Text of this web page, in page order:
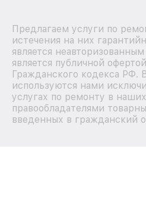
Предлагаем услуги по
истечения на них
является
является публичной
Гражданского кодекса РФ.
используются нами
услугах по ремонту в
правообладателями
введенных в гражданский